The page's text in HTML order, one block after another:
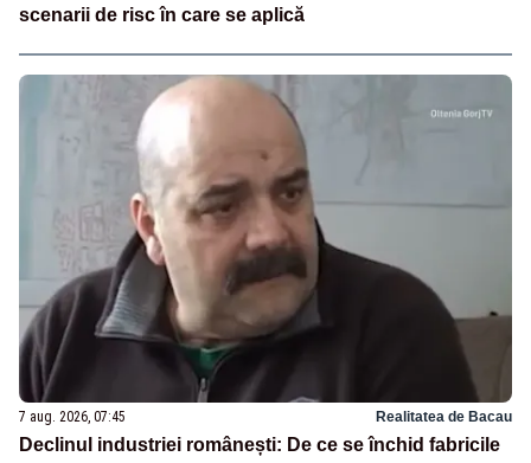
scenarii de risc în care se aplică
7 aug. 2026, 07:45 Realitatea de Bacau
Declinul industriei românești: De ce se închid fabricile